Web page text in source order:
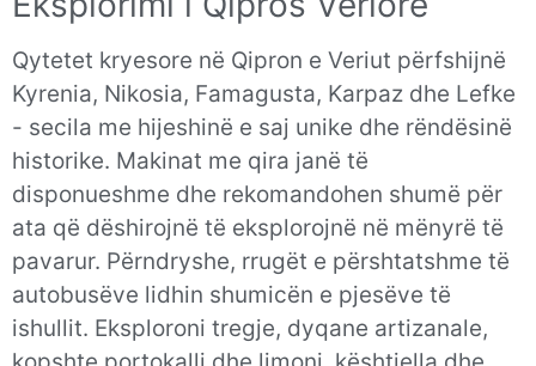
Qytetet kryesore në Qipron e Veriut përfshijnë
Kyrenia, Nikosia, Famagusta, Karpaz dhe Lefke
- secila me hijeshinë e saj unike dhe rëndësinë
historike. Makinat me qira janë të
disponueshme dhe rekomandohen shumë për
ata që dëshirojnë të eksplorojnë në mënyrë të
pavarur. Përndryshe, rrugët e përshtatshme të
autobusëve lidhin shumicën e pjesëve të
ishullit. Eksploroni tregje, dyqane artizanale,